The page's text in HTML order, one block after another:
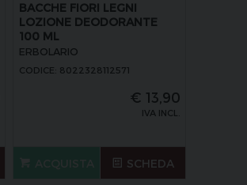
BACCHE FIORI LEGNI
LOZIONE DEODORANTE
100 ML
ERBOLARIO
CODICE: 8022328112571
€ 13,90
IVA INCL.
SCHEDA